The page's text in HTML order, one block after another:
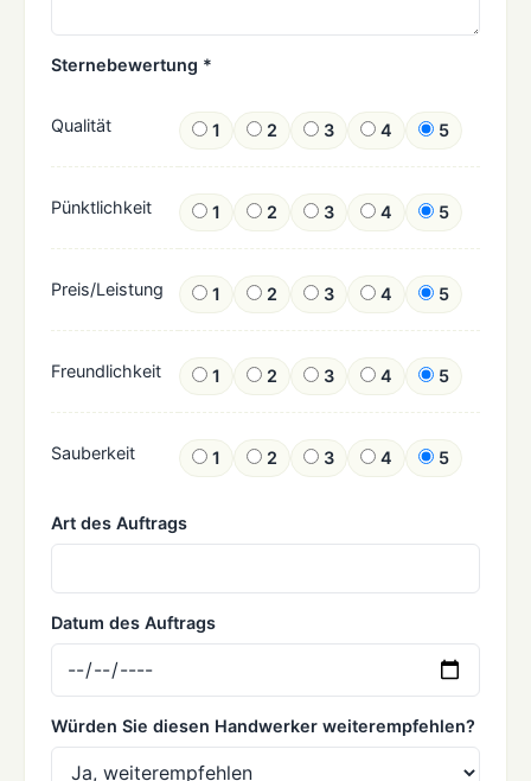
Sternebewertung *
Qualität 1 2 3 4 5
Pünktlichkeit 1 2 3 4 5
Preis/Leistung 1 2 3 4 5
Freundlichkeit 1 2 3 4 5
Sauberkeit 1 2 3 4 5
Art des Auftrags
Datum des Auftrags
Würden Sie diesen Handwerker weiterempfehlen?